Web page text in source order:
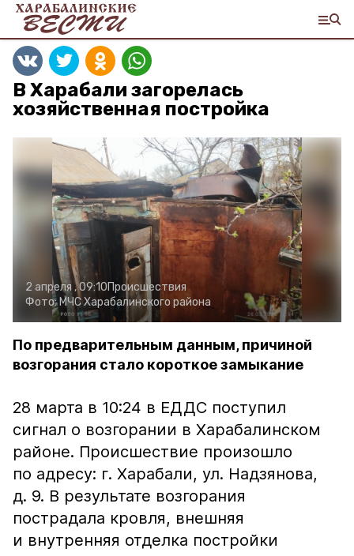
В Харабали загорелась
хозяйственная постройка
2 апреля , 09:10Происшествия
Фото: МЧС Харабалинского района
По предварительным данным, причиной
возгорания стало короткое замыкание
28 марта в 10:24 в ЕДДС поступил
сигнал о возгорании в Харабалинском
районе. Происшествие произошло
по адресу: г. Харабали, ул. Надзянова,
д. 9. В результате возгорания
пострадала кровля, внешняя
и внутренняя отделка постройки